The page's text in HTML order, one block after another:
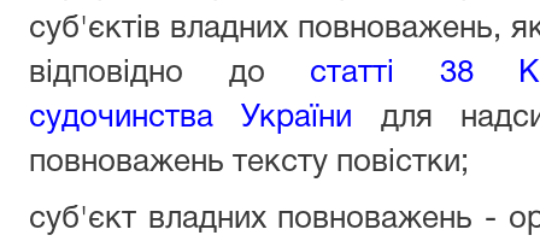
суб'єктів владних повноважень,
відповідно до статті 38
судочинства України для
повноважень тексту повістки;
суб'єкт владних повноважень -